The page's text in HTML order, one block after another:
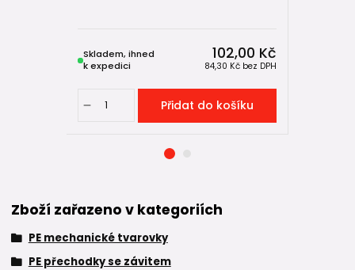
102,00 Kč
84,30 Kč bez DPH
Skladem, ihned
k expedici
Přidat do košíku
Zboží zařazeno v kategoriích
PE mechanické tvarovky
PE přechodky se závitem